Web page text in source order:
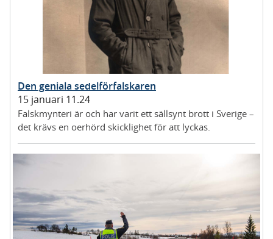
Den geniala sedelförfalskaren
15 januari 11.24
Falskmynteri är och har varit ett sällsynt brott i Sverige –
det krävs en oerhörd skicklighet för att lyckas.